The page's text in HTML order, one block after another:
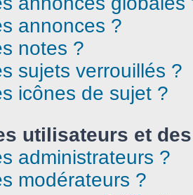
annonces ?
notes ?
sujets verrouillés ?
icônes de sujet ?
utilisateurs et
administrateurs ?
modérateurs ?